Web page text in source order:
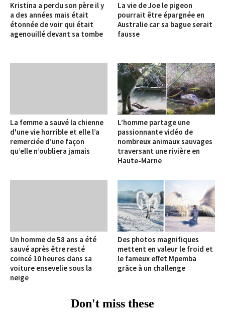
Kristina a perdu son père il y
a des années mais était
étonnée de voir qui était
agenouillé devant sa tombe
La vie de Joe le pigeon
pourrait être épargnée en
Australie car sa bague serait
fausse
La femme a sauvé la chienne
d'une vie horrible et elle l’a
remerciée d’une façon
qu’elle n’oubliera jamais
L’homme partage une
passionnante vidéo de
nombreux animaux sauvages
traversant une rivière en
Haute-Marne
Un homme de 58 ans a été
sauvé après être resté
coincé 10 heures dans sa
voiture ensevelie sous la
neige
Des photos magnifiques
mettent en valeur le froid et
le fameux effet Mpemba
grâce à un challenge
Don't miss these